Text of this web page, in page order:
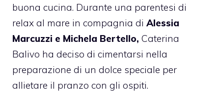
buona cucina. Durante una parentesi di
relax al mare in compagnia di Alessia
Marcuzzi e Michela Bertello, Caterina
Balivo ha deciso di cimentarsi nella
preparazione di un dolce speciale per
allietare il pranzo con gli ospiti.